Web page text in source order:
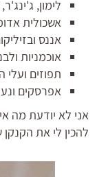
לימון,
אשכולית
אננס
אוכמניות
תפוזים ועלי
אפרסקים
אני לא יודעת מה
להכין לי את